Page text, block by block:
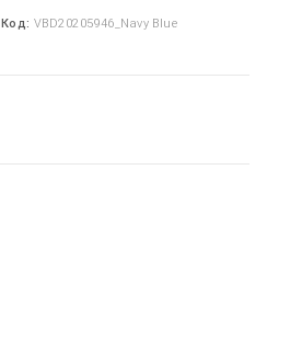
Код: VBD20205946_Navy Blue